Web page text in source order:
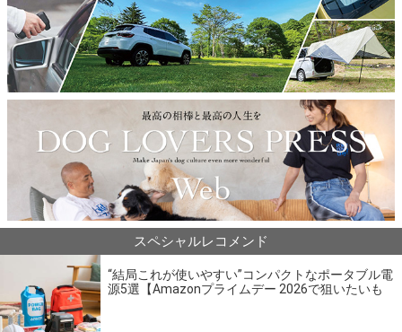
スペシャルレコメンド
“結局これが使いやすい”コンパクトなポータブル電
源5選【Amazonプライムデー 2026で狙いたいも